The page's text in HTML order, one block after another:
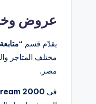
عروض
يقدّم قسم
مختلف المتاجر
مصر.
في 2000